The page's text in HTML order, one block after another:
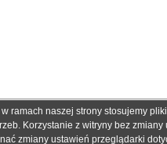
użyte na stronie sklepu
wszelkich starań nie
W przypadku
ramach naszej strony stosujemy
Korzystanie z witryny bez
zmiany ustawień przeglądarki